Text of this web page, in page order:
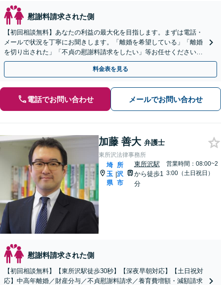
慰謝料請求された側
【初回相談無料】あなたの利益の最大化を目指します。まずは電話・
メールで状況を丁寧にお聞きします。「離婚を希望している」「離婚
を切り出された」「不貞の慰謝料請求をしたい」等お任せください。
【リーズナブルな料金設定】
料金表を見る
電話でお問い合わせ メールでお問い合わせ
加藤 善大 弁護士
東所沢法律事務所
埼
玉
県
|
所
沢
市
東所沢駅
から徒歩1
分
営業時間：08:00~2
3:00（土日祝日）
慰謝料請求された側
【初回相談無料】【東所沢駅徒歩30秒】【深夜早朝対応】【土日祝対
応】中高年離婚／財産分与／不貞慰謝料請求／養育費増額・減額請求